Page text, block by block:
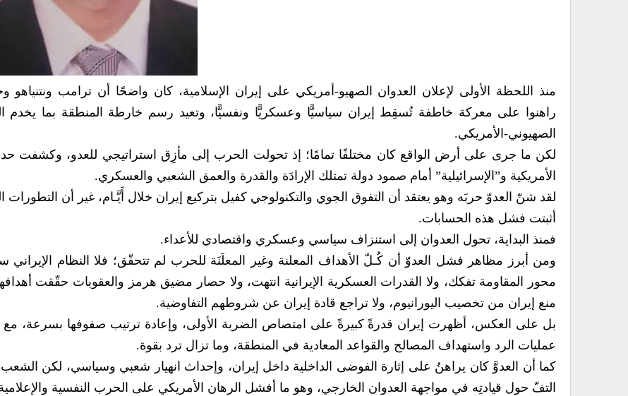
منذ اللحظة الأولى لإعلان العدوان الصهيو-أمريكي على إيران الإسلامية، كان واضحًا أن ترامب ونتنياهو
راهنوا على معركة خاطفة تُسقِط إيران سياسيًّا وعسكريًّا ونفسيًّا، وتعيد رسم خارطة المنطقة بما يخدم
الصهيوني-الأمريكي.
لكن ما جرى على أرض الواقع كان مختلفًا تمامًا؛ إذ تحولت الحرب إلى مأزِق استراتيجي للعدو، وكشفت
الأمريكية و”الإسرائيلية” أمام صمود دولة تمتلك الإرادَة والقدرة والعمق الشعبي والعسكري.
لقد شنّ العدوّ حربَه وهو يعتقد أن التفوق الجوي والتكنولوجي كفيل بتركيع إيران خلال أَيَّـام، غير أن التطورات
أثبتت فشل هذه الحسابات.
فمنذ البداية، تحول العدوان إلى استنزاف سياسي وعسكري واقتصادي للأعداء.
ومن أبرز مظاهر فشل العدوّ أن كُـلّ الأهداف المعلنة وغير المعلَنَة للحرب لم تتحقّق؛ فلا النظام الإيراني
محور المقاومة تفكك، ولا القدرات العسكرية الإيرانية انتهت، ولا حصار مضيق هرمز والعقوبات حقّقت
منع إيران من تخصيب اليورانيوم، ولا تراجع قادة إيران عن شروطهم التفاوضية.
بل على العكس، أظهرت إيران قدرةً كبيرةً على امتصاص الضربة الأولى، وإعادة ترتيب صفوفها بسرعة، مع
عمليات الرد واستهداف المصالح والقواعد المعادية في المنطقة، وما تزال ترد بقوة.
كما أن العدوَّ كان يراهنُ على إثارة الفوضى الداخلية داخل إيران، وإحداث انهيار شعبي وسياسي، لكن الشعب
التفّ حول قيادتِه في مواجهة العدوان الخارجي، وهو ما أفشل الرهان الأمريكي على الحرب النفسية